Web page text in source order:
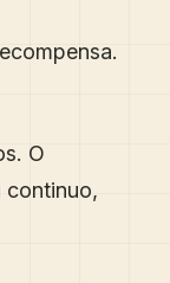
O
continuo,